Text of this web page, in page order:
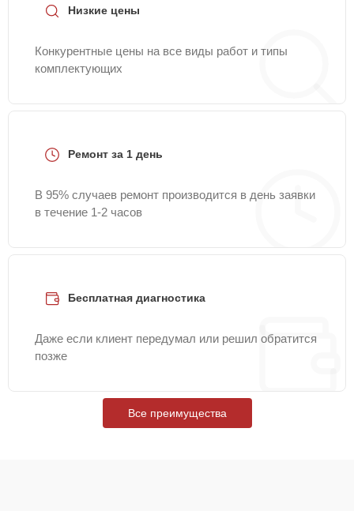
Низкие цены
Конкурентные цены на все виды работ и типы
комплектующих
Ремонт за 1 день
В 95% случаев ремонт производится в день заявки
в течение 1-2 часов
Бесплатная диагностика
Даже если клиент передумал или решил обратится
позже
Все преимущества